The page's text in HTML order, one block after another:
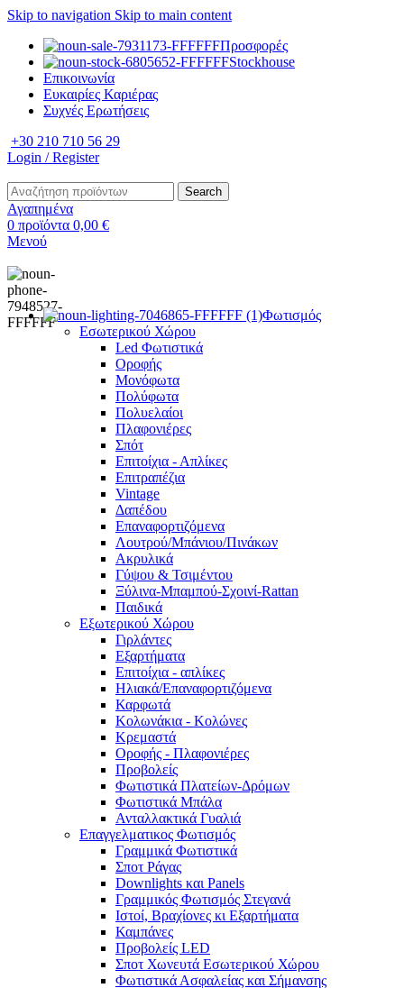
Skip to navigation Skip to main content
Προσφορές
Stockhouse
Επικοινωνία
Ευκαιρίες Καριέρας
Συχνές Ερωτήσεις
+30 210 710 56 29
Login / Register
Search
Αγαπημένα
0 προϊόντα 0,00 €
Μενού
Φωτισμός
Εσωτερικού Χώρου
Led Φωτιστικά
Οροφής
Μονόφωτα
Πολύφωτα
Πολυελαίοι
Πλαφονιέρες
Σπότ
Επιτοίχια - Απλίκες
Επιτραπέζια
Vintage
Δαπέδου
Επαναφορτιζόμενα
Λουτρού/Μπάνιου/Πινάκων
Ακρυλικά
Γύψου & Τσιμέντου
Ξύλινα-Μπαμπού-Σχοινί-Rattan
Παιδικά
Εξωτερικού Χώρου
Γιρλάντες
Εξαρτήματα
Επιτοίχια - απλίκες
Ηλιακά/Επαναφορτιζόμενα
Καρφωτά
Κολωνάκια - Κολώνες
Κρεμαστά
Οροφής - Πλαφονιέρες
Προβολείς
Φωτιστικά Πλατείων-Δρόμων
Φωτιστικά Μπάλα
Ανταλλακτικά Γυαλιά
Επαγγελματικος Φωτισμός
Γραμμικά Φωτιστικά
Σποτ Ράγας
Downlights και Panels
Γραμμικός Φωτισμός Στεγανά
Ιστοί, Βραχίονες κι Εξαρτήματα
Καμπάνες
Προβολείς LED
Σποτ Χωνευτά Εσωτερικού Χώρου
Φωτιστικά Ασφαλείας και Σήμανσης